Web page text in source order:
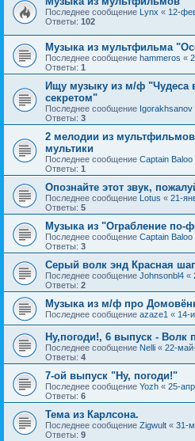
Последнее сообщение Lynx « 12-
Ответы: 102
Музыка из мультфильма
Последнее сообщение hammeros «
Ответы: 1
Ищу музыку из м/ф "Чудеса
секретом"
Последнее сообщение Igorakhsanov
Ответы: 3
2 мелодии из
мультики
Последнее сообщение Captain Baloo
Ответы: 1
Опознайте этот звук,
Последнее сообщение Lotus « 21-
Ответы: 5
Музыка из "Ограбление по-
Последнее сообщение Captain Baloo
Ответы: 3
Серый волк энд Красная
Последнее сообщение Johnsonbl4 «
Ответы: 2
Музыка из м/ф про
Последнее сообщение azaze1 « 14-
Ну,погоди!, 6 выпуск - Волк
Последнее сообщение Nelli « 22-
Ответы: 4
7-ой выпуск "Ну, погоди!"
Последнее сообщение Yozh « 25-
Ответы: 6
Тема из Карлсона.
Последнее сообщение Zigwult « 31-
Ответы: 9